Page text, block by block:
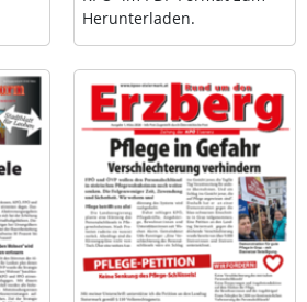
Her­un­ter­la­den.